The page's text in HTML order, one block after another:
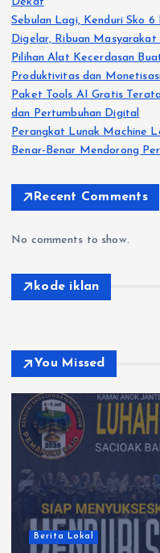
Sebulan Lagi, Kenduri Sko 6
Digelar, Ribuan
Pilihan Alat Kecerdasan
Produktivitas dan
Paket Tools AI Gratis
dan Pertumbuhan Digital
Perangkat Lunak Machine
Benar-Benar Mendorong
Recent Comments
No comments to show.
kode iklan
You Missed
Berita Lokal